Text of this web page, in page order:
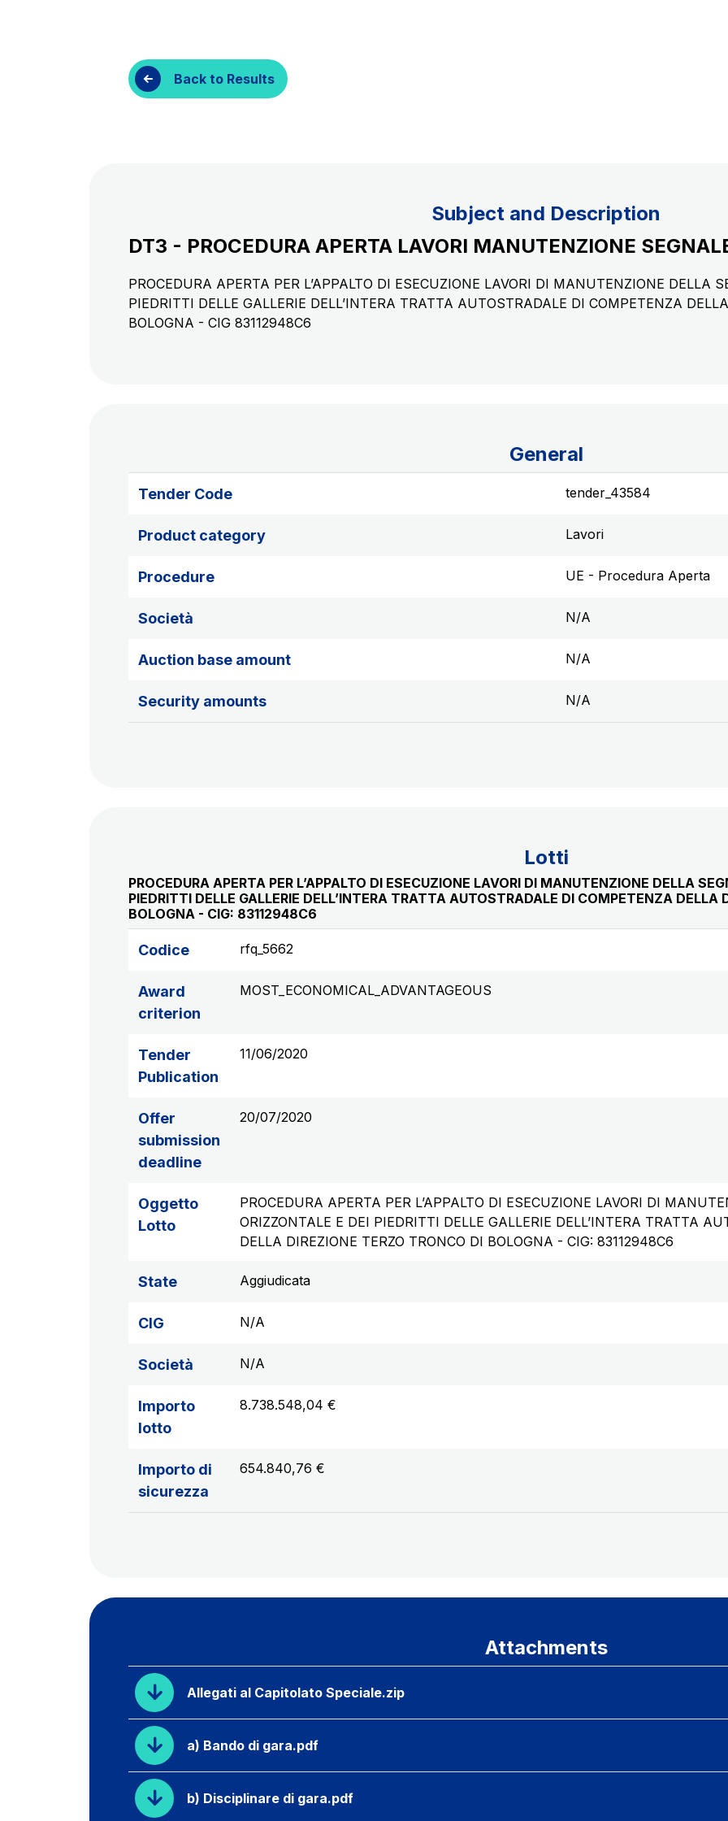
Procurement and suppliers
Back to Results
Subject and Description
DT3 - PROCEDURA APERTA LAVORI MANUTENZIONE
PROCEDURA APERTA PER L’APPALTO DI ESECUZIONE LAVORI DI MANUTENZIONE DELLA
PIEDRITTI DELLE GALLERIE DELL’INTERA TRATTA AUTOSTRADALE DI COMPETENZA
BOLOGNA - CIG 83112948C6
General
Tender Code tender_43584
Product category Lavori
Procedure UE - Procedura Aperta
Società N/A
Auction base amount N/A
Security amounts N/A
Lotti
PROCEDURA APERTA PER L’APPALTO DI ESECUZIONE LAVORI DI MANUTENZIONE DELLA
PIEDRITTI DELLE GALLERIE DELL’INTERA TRATTA AUTOSTRADALE DI COMPETENZA DELLA
BOLOGNA - CIG: 83112948C6
Codice rfq_5662
Award
criterion
MOST_ECONOMICAL_ADVANTAGEOUS
Tender
Publication
11/06/2020
Offer
submission
deadline
20/07/2020
Oggetto
Lotto
PROCEDURA APERTA PER L’APPALTO DI ESECUZIONE LAVORI DI
ORIZZONTALE E DEI PIEDRITTI DELLE GALLERIE DELL’INTERA TRATTA
DELLA DIREZIONE TERZO TRONCO DI BOLOGNA - CIG: 83112948C6
State Aggiudicata
CIG N/A
Società N/A
Importo
lotto
8.738.548,04 €
Importo di
sicurezza
654.840,76 €
Attachments
Allegati al Capitolato Speciale.zip
a) Bando di gara.pdf
b) Disciplinare di gara.pdf